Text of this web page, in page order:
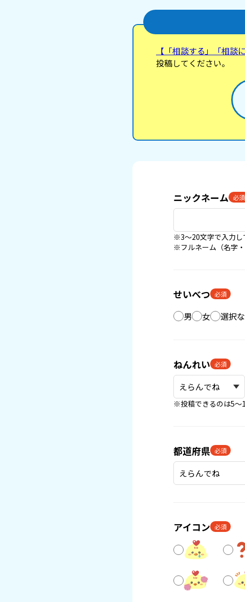
【「相談する」「相談
投稿してください。
ニックネーム 必須
※3〜20文字で入力し
※フルネーム（名字
せいべつ 必須
男 女 選択
ねんれい 必須
※投稿できるのは5〜
都道府県 必須
アイコン 必須